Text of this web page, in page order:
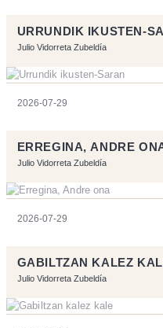
URRUNDIK IKUSTEN-
Julio Vidorreta Zubeldía
2026-07-29
ERREGINA, ANDRE
Julio Vidorreta Zubeldía
2026-07-29
GABILTZAN KALEZ
Julio Vidorreta Zubeldía